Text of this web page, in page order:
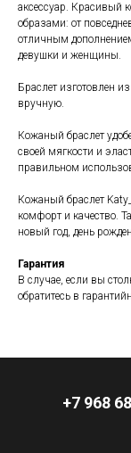
аксессуар. Красивый
образами: от
отличным
девушки и женщины.
Браслет изготовлен
вручную.
Кожаный браслет
своей мягкости и
правильном
Кожаный браслет
комфорт и качество.
новый год, день
Гарантия
В случае, если вы
обратитесь в
+7 968